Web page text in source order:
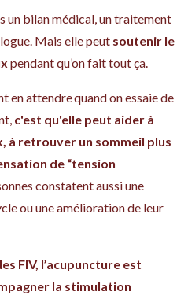
un bilan médical, un traitement
Mais elle peut soutenir le
pendant qu’on fait tout ça.
en attendre quand on essaie de
c'est qu'elle peut aider à
à retrouver un sommeil plus
de “tension
constatent aussi une
ou une amélioration de leur
FIV, l’acupuncture est
la stimulation